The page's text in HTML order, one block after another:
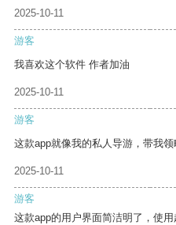
2025-10-11
游客
我喜欢这个软件 作者加油
2025-10-11
游客
这款app就像我的私人导游，带我领
2025-10-11
游客
这款app的用户界面简洁明了，使